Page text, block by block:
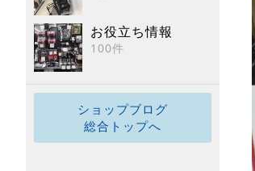
お役立ち情報
100件
ショップブログ
総合トップへ